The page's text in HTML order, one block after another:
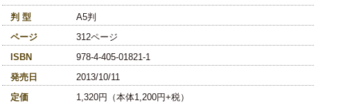
判 型
A5判
ページ
312ページ
ISBN
978-4-405-01821-1
発売日
2013/10/11
定価
1,320円（本体1,200円+税）